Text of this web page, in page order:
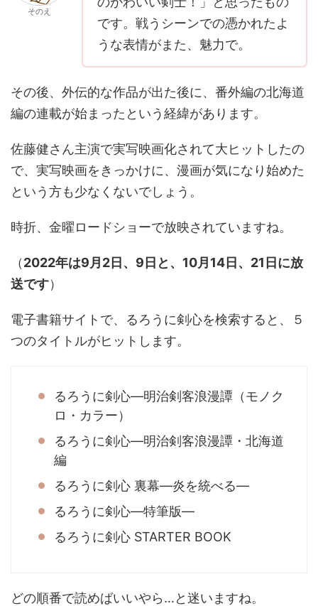
そのえ
です。戦うシーンでの憑かれたよ
うな表情がまた、魅力で。
その後、外伝的な作品が出た後に、番外編の北海道
編の連載が始まったという経緯があります。
佐藤健さん主演で実写映画化されて大ヒットしたの
で、実写映画をきっかけに、漫画が気になり始めた
という方も少なくないでしょう。
時折、金曜ロードショーで放映されていますね。
（2022年は9月2日、9日と、10月14日、21日に放
送です）
電子書籍サイトで、るろうに剣心を検索すると、５
つのタイトルがヒットします。
るろうに剣心―明治剣客浪漫譚（モノク
ロ・カラー）
るろうに剣心―明治剣客浪漫譚・北海道
編
るろうに剣心 裏幕―炎を統べる―
るろうに剣心―特筆版―
るろうに剣心 STARTER BOOK
どの順番で読めばいいやら…と迷いますね。